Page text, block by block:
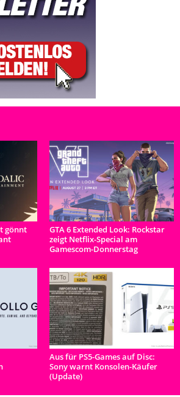
gönnt
GTA 6 Extended Look: Rockstar
zeigt Netflix-Special am
Gamescom-Donnerstag
Aus für PS5-Games auf Disc:
Sony warnt Konsolen-Käufer
(Update)